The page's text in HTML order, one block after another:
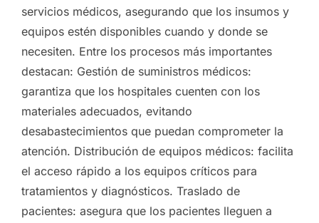
servicios médicos, asegurando que los insumos y
equipos estén disponibles cuando y donde se
necesiten. Entre los procesos más importantes
destacan: Gestión de suministros médicos:
garantiza que los hospitales cuenten con los
materiales adecuados, evitando
desabastecimientos que puedan comprometer la
atención. Distribución de equipos médicos: facilita
el acceso rápido a los equipos críticos para
tratamientos y diagnósticos. Traslado de
pacientes: asegura que los pacientes lleguen a